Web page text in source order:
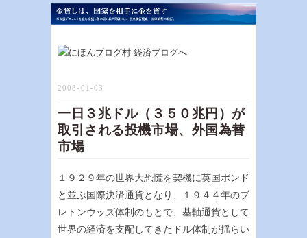
2008-01-03
一日３兆ドル（３５０兆円）が
取引される投機市場、外国為替
市場
１９２９年の世界大恐慌を契機に英国ポンド
と並ぶ国際決済通貨となり、１９４４年のブ
レトンウッズ体制のもとで、基軸通貨として
世界の経済を支配してきたドル体制が揺らい